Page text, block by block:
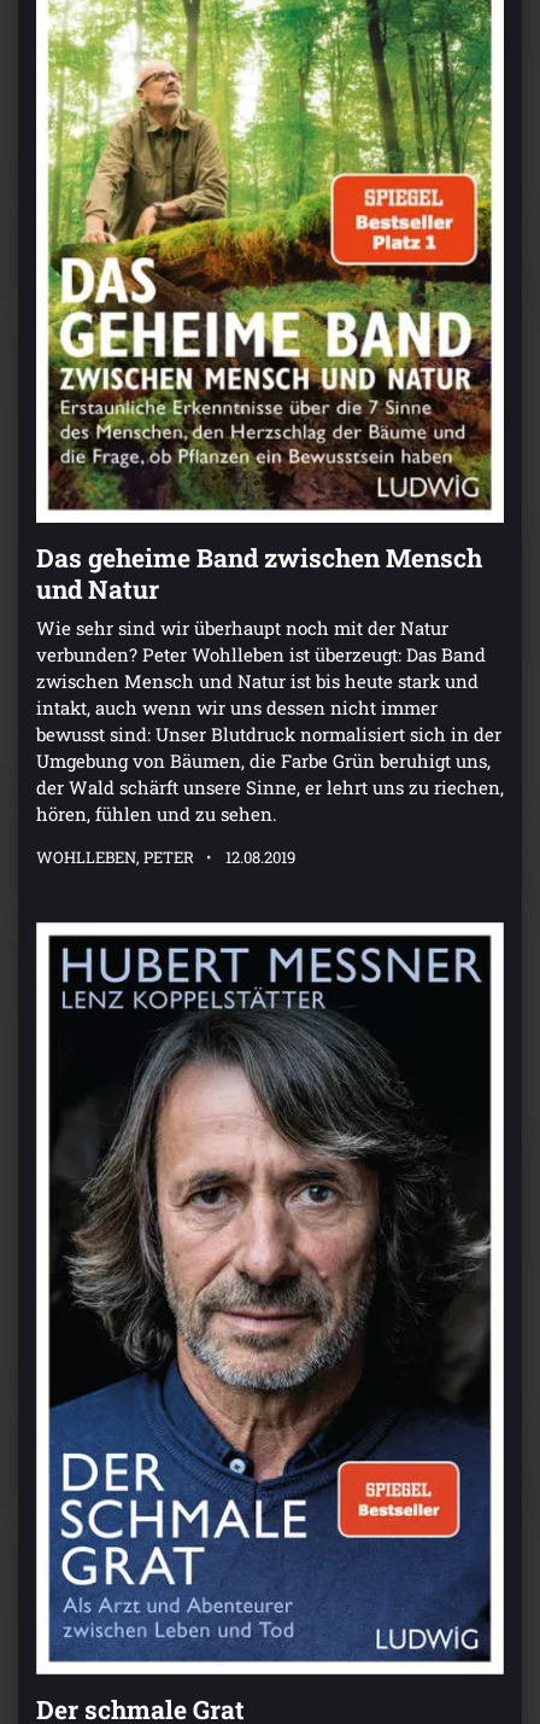
Das geheime Band zwischen Mensch
und Natur
Wie sehr sind wir überhaupt noch mit der Natur
verbunden? Peter Wohlleben ist überzeugt: Das Band
zwischen Mensch und Natur ist bis heute stark und
intakt, auch wenn wir uns dessen nicht immer
bewusst sind: Unser Blutdruck normalisiert sich in der
Umgebung von Bäumen, die Farbe Grün beruhigt uns,
der Wald schärft unsere Sinne, er lehrt uns zu riechen,
hören, fühlen und zu sehen.
WOHLLEBEN, PETER 12.08.2019
Der schmale Grat